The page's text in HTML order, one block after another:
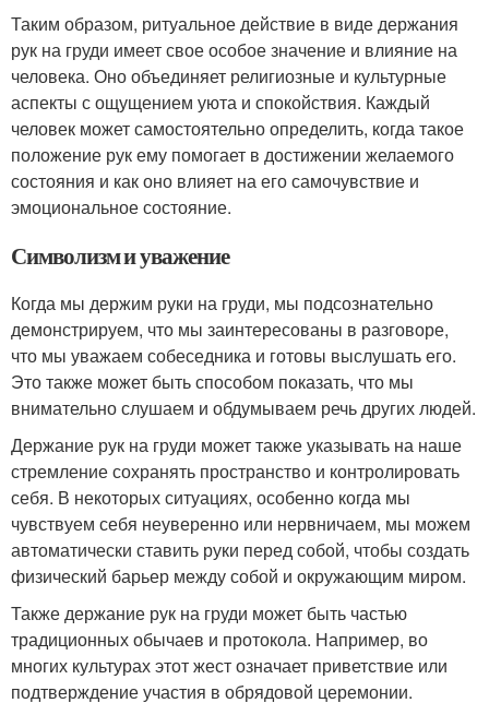
Таким образом, ритуальное действие в виде держания
рук на груди имеет свое особое значение и влияние на
человека. Оно объединяет религиозные и культурные
аспекты с ощущением уюта и спокойствия. Каждый
человек может самостоятельно определить, когда такое
положение рук ему помогает в достижении желаемого
состояния и как оно влияет на его самочувствие и
эмоциональное состояние.
Символизм и уважение
Когда мы держим руки на груди, мы подсознательно
демонстрируем, что мы заинтересованы в разговоре,
что мы уважаем собеседника и готовы выслушать его.
Это также может быть способом показать, что мы
внимательно слушаем и обдумываем речь других людей.
Держание рук на груди может также указывать на наше
стремление сохранять пространство и контролировать
себя. В некоторых ситуациях, особенно когда мы
чувствуем себя неуверенно или нервничаем, мы можем
автоматически ставить руки перед собой, чтобы создать
физический барьер между собой и окружающим миром.
Также держание рук на груди может быть частью
традиционных обычаев и протокола. Например, во
многих культурах этот жест означает приветствие или
подтверждение участия в обрядовой церемонии.